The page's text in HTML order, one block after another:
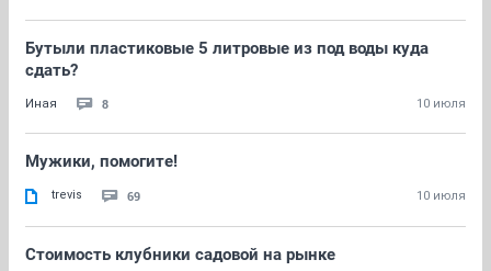
Бутыли пластиковые 5 литровые из под воды куда
сдать?
Иная 8 10 июля
Мужики, помогите!
trevis 69 10 июля
Стоимость клубники садовой на рынке